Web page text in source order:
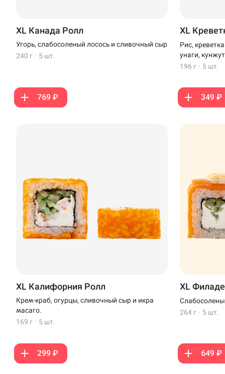
XL Канада Ролл
Угорь, слабосоленый лосось и сливочный сыр
240 г · 5 шт.
769 ₽
XL
Рис,
унаги,
196 г · 5 шт.
349 ₽
XL Калифорния Ролл
Крем-краб, огурцы, сливочный сыр и икра
масаго.
169 г · 5 шт.
299 ₽
XL
264 г · 5 шт.
649 ₽